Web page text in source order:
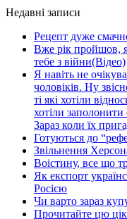
Недавні записи
Рецепт дуже
Вже рік пройшов,
тебе з війни(Відео)
Я навіть не
чоловіків. Ну
ті які хотіли
хотіли
Зараз коли їх
Готуються до
Звільнення
Воістину, все що
Як експорт
Росією
Чи варто зараз
Прочитайте цю